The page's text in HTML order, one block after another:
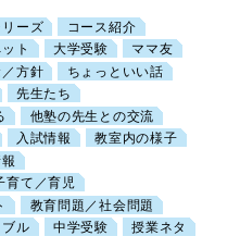
ーズ
コース紹介
ト 大学受験
ママ友
方針
ちょっといい話
先生たち
他塾の先生との交流
入試情報
教室内の様子
育て／育児
教育問題／社会問題
ブル 中学受験 授業ネタ